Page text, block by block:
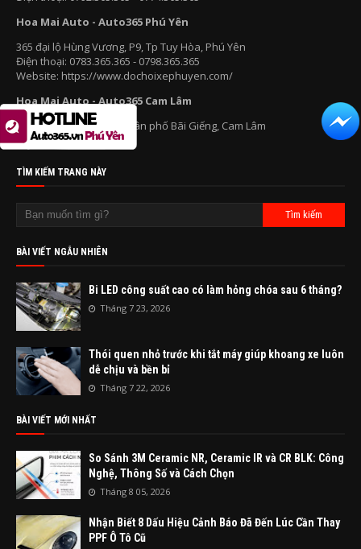
Hoa Mai Auto - Auto365 Phú Yên
365 đại lộ Hùng Vương, P9, Tp Tuy Hòa, Phú Yên
Điện thoại: 0783.365.365 - 0798.365.365
Website: https://www.dochoixephuyen.com/
Hoa Mai Auto - Auto365 Cam Lâm
220C Trường Chinh, Tổ dân phố Bãi Giếng, Cam Lâm
Điện thoại: 0566.365.365
TÌM KIẾM TRANG NÀY
BÀI VIẾT NGẪU NHIÊN
Bi LED công suất cao có làm hỏng chóa sau 6 tháng?
Tháng 7 23, 2026
Thói quen nhỏ trước khi tắt máy giúp khoang xe luôn
dễ chịu và bền bỉ
Tháng 7 22, 2026
BÀI VIẾT MỚI NHẤT
So Sánh 3M Ceramic NR, Ceramic IR và CR BLK: Công
Nghệ, Thông Số và Cách Chọn
Tháng 8 05, 2026
Nhận Biết 8 Dấu Hiệu Cảnh Báo Đã Đến Lúc Cần Thay
PPF Ô Tô Cũ